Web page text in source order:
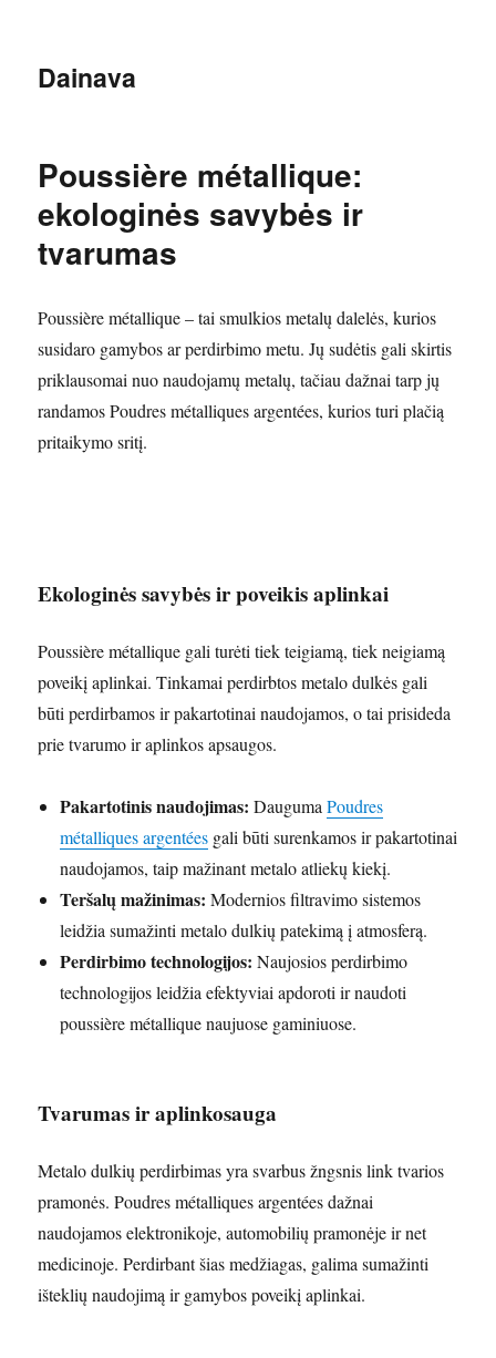
Dainava
Poussière métallique:
ekologinės savybės ir
tvarumas
Poussière métallique – tai smulkios metalų dalelės, kurios
susidaro gamybos ar perdirbimo metu. Jų sudėtis gali skirtis
priklausomai nuo naudojamų metalų, tačiau dažnai tarp jų
randamos Poudres métalliques argentées, kurios turi plačią
pritaikymo sritį.
Ekologinės savybės ir poveikis aplinkai
Poussière métallique gali turėti tiek teigiamą, tiek neigiamą
poveikį aplinkai. Tinkamai perdirbtos metalo dulkės gali
būti perdirbamos ir pakartotinai naudojamos, o tai prisideda
prie tvarumo ir aplinkos apsaugos.
Pakartotinis naudojimas: DaugumaPoudres
métalliques argentées gali būti surenkamos ir pakartotinai
naudojamos, taip mažinant metalo atliekų kiekį.
Teršalų mažinimas: Modernios filtravimo sistemos
leidžia sumažinti metalo dulkių patekimą į atmosferą.
Perdirbimo technologijos: Naujosios perdirbimo
technologijos leidžia efektyviai apdoroti ir naudoti
poussière métallique naujuose gaminiuose.
Tvarumas ir aplinkosauga
Metalo dulkių perdirbimas yra svarbus žngsnis link tvarios
pramonės. Poudres métalliques argentées dažnai
naudojamos elektronikoje, automobilių pramonėje ir net
medicinoje. Perdirbant šias medžiagas, galima sumažinti
išteklių naudojimą ir gamybos poveikį aplinkai.